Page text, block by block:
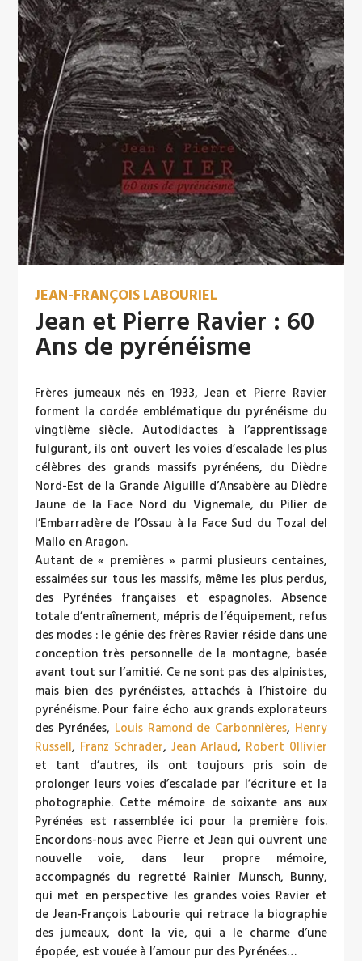
JEAN-FRANÇOIS LABOURIEL
Jean et Pierre Ravier : 60
Ans de pyrénéisme
Frères jumeaux nés en 1933, Jean et Pierre Ravier
forment la cordée emblématique du pyrénéisme du
vingtième siècle. Autodidactes à l’apprentissage
fulgurant, ils ont ouvert les voies d’escalade les plus
célèbres des grands massifs pyrénéens, du Dièdre
Nord-Est de la Grande Aiguille d’Ansabère au Dièdre
Jaune de la Face Nord du Vignemale, du Pilier de
l’Embarradère de l’Ossau à la Face Sud du Tozal del
Mallo en Aragon.
Autant de « premières » parmi plusieurs centaines,
essaimées sur tous les massifs, même les plus perdus,
des Pyrénées françaises et espagnoles. Absence
totale d’entraînement, mépris de l’équipement, refus
des modes : le génie des frères Ravier réside dans une
conception très personnelle de la montagne, basée
avant tout sur l’amitié. Ce ne sont pas des alpinistes,
mais bien des pyrénéistes, attachés à l’histoire du
pyrénéisme. Pour faire écho aux grands explorateurs
des Pyrénées, Louis Ramond de Carbonnières, Henry
Russell, Franz Schrader,Jean Arlaud, Robert 0llivier
et tant d’autres, ils ont toujours pris soin de
prolonger leurs voies d’escalade par l’écriture et la
photographie. Cette mémoire de soixante ans aux
Pyrénées est rassemblée ici pour la première fois.
Encordons-nous avec Pierre et Jean qui ouvrent une
nouvelle voie, dans leur propre mémoire,
accompagnés du regretté Rainier Munsch, Bunny,
qui met en perspective les grandes voies Ravier et
de Jean-François Labourie qui retrace la biographie
des jumeaux, dont la vie, qui a le charme d’une
épopée, est vouée à l’amour pur des Pyrénées…